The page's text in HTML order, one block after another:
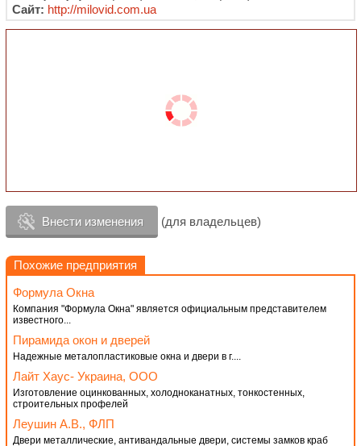
Сайт: http://milovid.com.ua
Внести изменения (для владельцев)
Похожие предприятия
Формула Окна
Компания "Формула Окна" является официальным представителем
известного...
Пирамида окон и дверей
Надежные металопластиковые окна и двери в г....
Лайт Хаус- Украина, ООО
Изготовление оцинкованных, холодноканатных, тонкостенных,
строительных профелей
Леушин А.В., ФЛП
Двери металлические, антивандальные двери, системы замков краб